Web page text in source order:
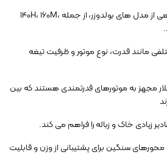
2. مدل ها: کاترپیلار طیف وسیعی از مدل های بولدوزر، از جمله 140H، 160M،
مانند قدرت، نوع موتور و ظرفیت تیغه
مجهز به موتورهای قدرتمندی هستند که بین
زیادی خاک و زباله را فراهم می کند.
سنگین برای پشتیبانی از وزن و قابلیت